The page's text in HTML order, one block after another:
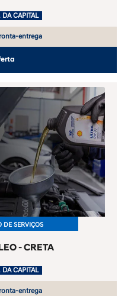
entrega
- CRETA
DE SERVIÇOS
entrega